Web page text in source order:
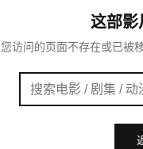
这部影
您访问的页面不存在或已被